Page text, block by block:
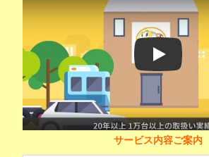
Play
サービス内容ご案内